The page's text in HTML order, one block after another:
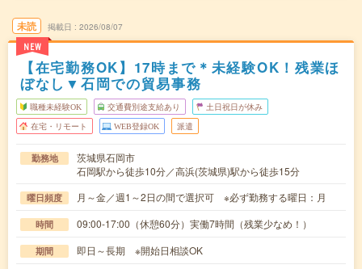
未読
NEW
掲載日 2026/08/07
【在宅勤務OK】17時まで＊未経験OK！残業ほ
ぼなし▼石岡での貿易事務
職種未経験OK 交通費別途支給あり 土日祝日が休み
在宅・リモート WEB登録OK 派遣
勤務地
茨城県石岡市
石岡駅から徒歩10分／高浜(茨城県)駅から徒歩15分
曜日頻度 月～金／週1～2日の間で選択可 ※必ず勤務する曜日：月
時間 09:00-17:00（休憩60分）実働7時間（残業少なめ！）
期間 即日～長期 ※開始日相談OK